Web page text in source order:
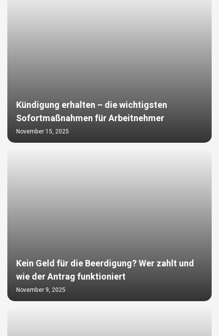
Kündigung erhalten – die wichtigsten
Sofortmaßnahmen für Arbeitnehmer
November 15, 2025
Kein Geld für die Beerdigung? Wer zahlt und
wie der Antrag funktioniert
November 9, 2025